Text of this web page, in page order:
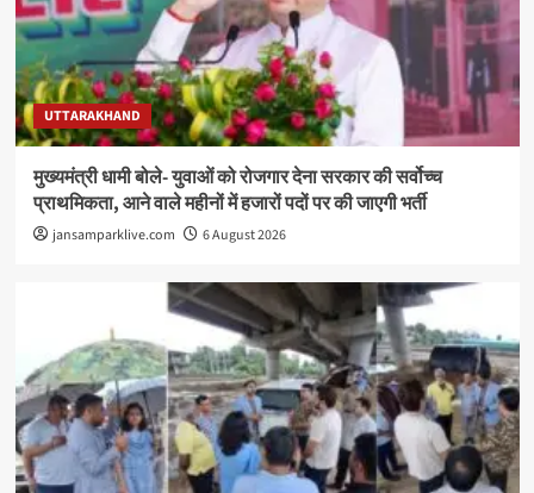
UTTARAKHAND
मुख्यमंत्री धामी बोले- युवाओं को रोजगार देना सरकार की सर्वोच्च
प्राथमिकता, आने वाले महीनों में हजारों पदों पर की जाएगी भर्ती
jansamparklive.com 6 August 2026